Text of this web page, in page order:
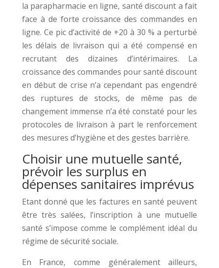
la parapharmacie en ligne, santé discount a fait
face à de forte croissance des commandes en
ligne. Ce pic d’activité de +20 à 30 % a perturbé
les délais de livraison qui a été compensé en
recrutant des dizaines d’intérimaires. La
croissance des commandes pour santé discount
en début de crise n’a cependant pas engendré
des ruptures de stocks, de même pas de
changement immense n’a été constaté pour les
protocoles de livraison à part le renforcement
des mesures d’hygiène et des gestes barrière.
Choisir une mutuelle santé,
prévoir les surplus en
dépenses sanitaires imprévus
Etant donné que les factures en santé peuvent
être très salées, l’inscription à une mutuelle
santé s’impose comme le complément idéal du
régime de sécurité sociale.
En France, comme généralement ailleurs,